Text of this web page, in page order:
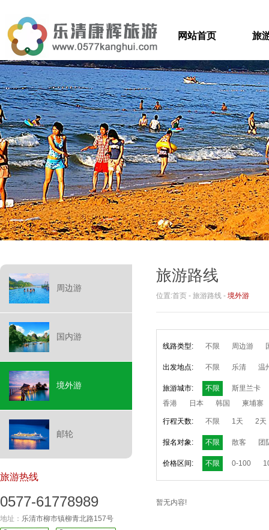
网站首页 旅
周边游
国内游
境外游
邮轮
旅游热线
0577-61778989
地址： 乐清市柳市镇柳青北路157号
旅游路线
位置:首页 - 旅游路线 - 境外游
线路类型: 不限 周边游
出发地点: 不限 乐清 温
旅游城市: 不限
斯里兰卡
香港
日本 韩国 柬埔寨
行程天数: 不限 1天 2天
报名对象: 不限 散客 团
价格区间: 不限 0-100
暂无内容!